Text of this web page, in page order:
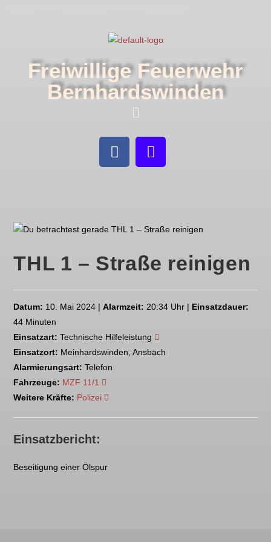
Freiwillige Feuerwehr
Bernhardswinden
THL 1 – Straße reinigen
Datum: 10. Mai 2024 |Alarmzeit: 20:34 Uhr | Einsatzdauer:
44 Minuten
Einsatzart: Technische Hilfeleistung
Einsatzort: Meinhardswinden, Ansbach
Alarmierungsart: Telefon
Fahrzeuge: MZF 11/1
Weitere Kräfte: Polizei
Einsatzbericht:
Beseitigung einer Ölspur